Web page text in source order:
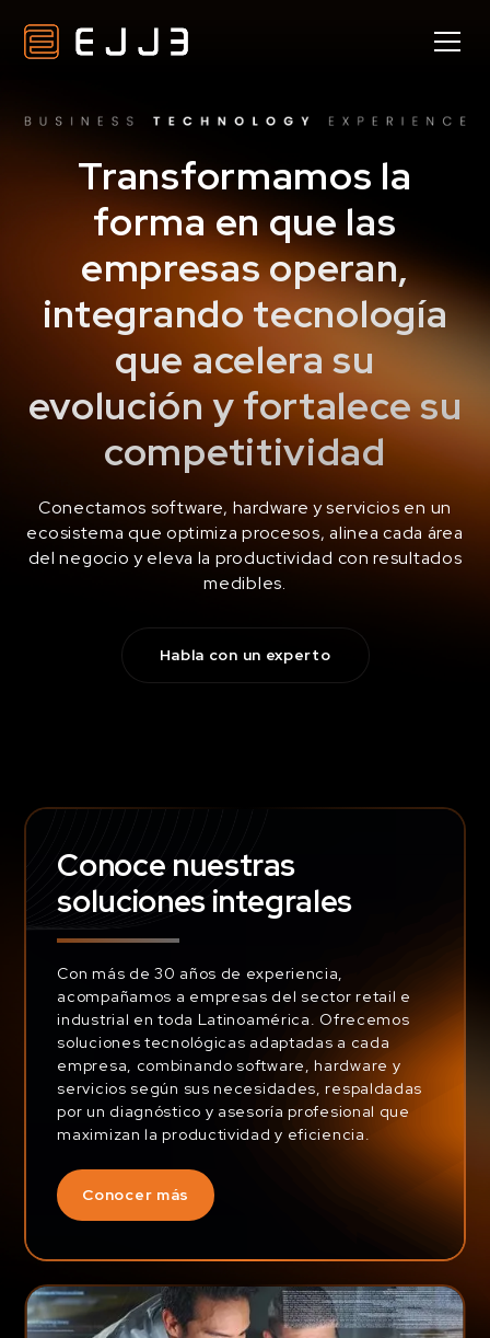
Transformamos la
forma en que las
empresas operan,
integrando tecnología
que acelera su
evolución y fortalece su
competitividad
Conectamos software, hardware y servicios en un
ecosistema que optimiza procesos, alinea cada área
del negocio y eleva la productividad con resultados
medibles.
Habla con un experto
Conoce nuestras
soluciones integrales
Con más de 30 años de experiencia,
acompañamos a empresas del sector retail e
industrial en toda Latinoamérica. Ofrecemos
soluciones tecnológicas adaptadas a cada
empresa, combinando software, hardware y
servicios según sus necesidades, respaldadas
por un diagnóstico y asesoría profesional que
maximizan la productividad y eficiencia.
Conocer más